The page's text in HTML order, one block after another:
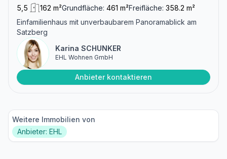
5,5 162 m²Grundfläche: 461 m²Freifläche: 358.2 m²
Einfamilienhaus mit unverbaubarem Panoramablick am
Satzberg
Karina SCHUNKER
EHL Wohnen GmbH
Anbieter kontaktieren
Weitere Immobilien von
Anbieter: EHL